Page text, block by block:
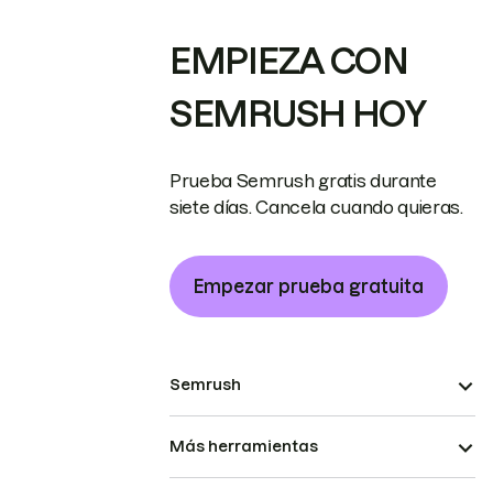
EMPIEZA CON
SEMRUSH HOY
Prueba Semrush gratis durante
siete días. Cancela cuando quieras.
Empezar prueba gratuita
Semrush
Más herramientas